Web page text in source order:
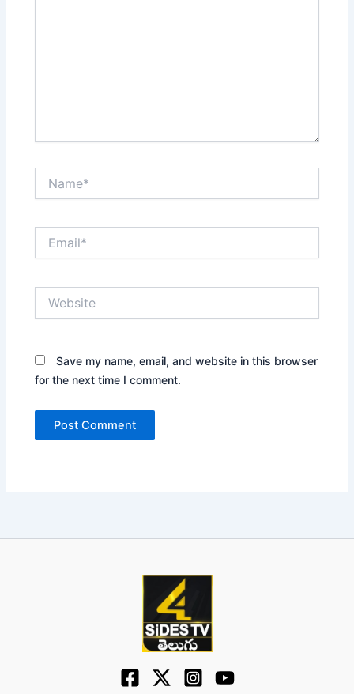
Save my name, email, and website in this browser
for the next time I comment.